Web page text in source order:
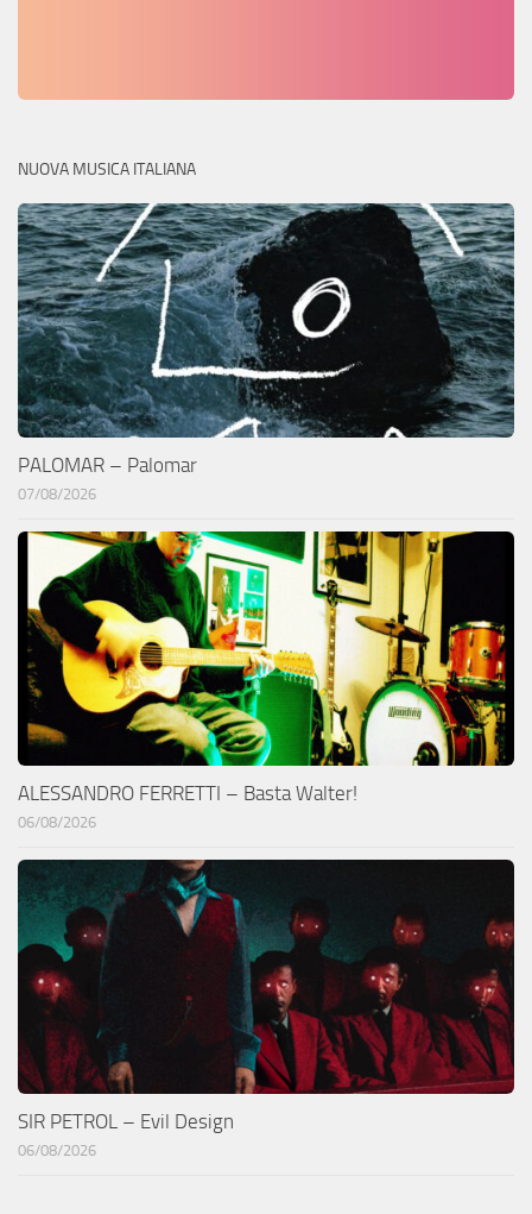
NUOVA MUSICA ITALIANA
PALOMAR – Palomar
07/08/2026
ALESSANDRO FERRETTI – Basta Walter!
06/08/2026
SIR PETROL – Evil Design
06/08/2026